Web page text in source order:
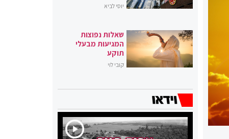
יוסי לביא
שאלות נפוצות
המגיעות מבעלי
תוקע
קובי לוי